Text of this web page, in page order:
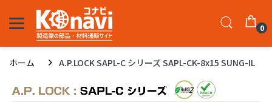
0
ホーム A.P.LOCK SAPL-C シリーズ SAPL-CK-8x15 SUNG-IL